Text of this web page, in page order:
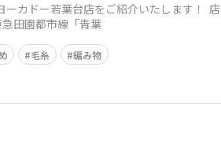
カドー若葉台店をご紹介いたします！ 店
田園都市線「青葉
毛糸 編み物